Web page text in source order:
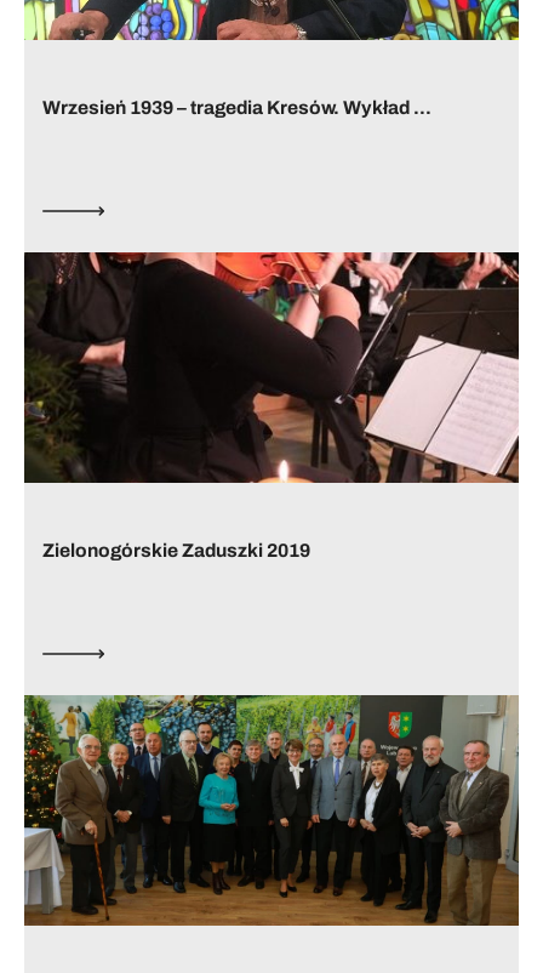
Wrzesień 1939 – tragedia Kresów. Wykład ...
Zielonogórskie Zaduszki 2019